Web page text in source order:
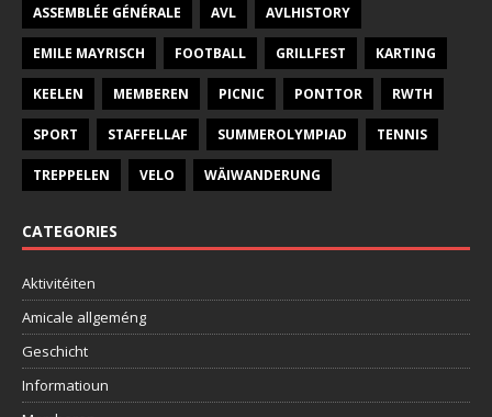
ASSEMBLÉE GÉNÉRALE AVL AVLHISTORY
EMILE MAYRISCH FOOTBALL GRILLFEST KARTING
KEELEN MEMBEREN PICNIC PONTTOR RWTH
SPORT STAFFELLAF SUMMEROLYMPIAD TENNIS
TREPPELEN VELO WÄIWANDERUNG
CATEGORIES
Aktivitéiten
Amicale allgeméng
Geschicht
Informatioun